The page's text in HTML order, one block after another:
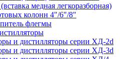
медная легкоразборная)
колонн 4"/6"/8"
флегмы
и дистилляторы серии ХД-2d
и дистилляторы серии ХД-3d